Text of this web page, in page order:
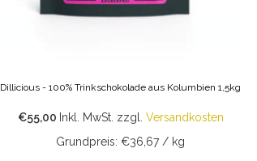
Dillicious - 100% Trinkschokolade aus Kolumbien 1,5kg
€55,00 Inkl. MwSt. zzgl. Versandkosten
Grundpreis: €36,67 / kg